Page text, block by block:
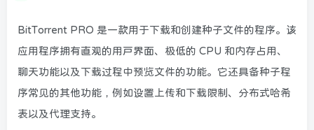
BitTorrent PRO 是一款用于下载和创建种子文件的程序。该
应用程序拥有直观的用户界面、极低的 CPU 和内存占用、
聊天功能以及下载过程中预览文件的功能。它还具备种子程
序常见的其他功能，例如设置上传和下载限制、分布式哈希
表以及代理支持。